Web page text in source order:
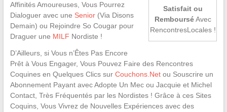
Satisfait ou
RembourséAvec
RencontresLocales !
Affinités Amoureuses, Vous Pourrez
Dialoguer avec une Senior(Via Disons
Demain) ou Rejoindre So Cougar pour
Draguer une MILF Nordiste !
D’Ailleurs, si Vous n’Êtes Pas Encore
Prêt à Vous Engager, Vous Pouvez Faire des Rencontres
Coquines en Quelques Clics sur Couchons.Netou Souscrire un
Abonnement Payant avec Adopte Un Mec ou Jacquie et Michel
Contact, Très Fréquentés par les Nordistes ! Grâce à ces Sites
Coquins, Vous Vivrez de Nouvelles Expériences avec des